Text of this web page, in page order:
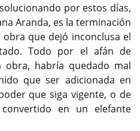
por estos días,
Aranda, es la terminación
que dejó inconclusa el
Todo por el afán de
habría quedado mal
que ser adicionada en
que siga vigente, o de
en un elefante